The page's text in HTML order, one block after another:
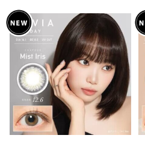
ハーフ ブラウン ブラック 高
含水 裸眼風 自然